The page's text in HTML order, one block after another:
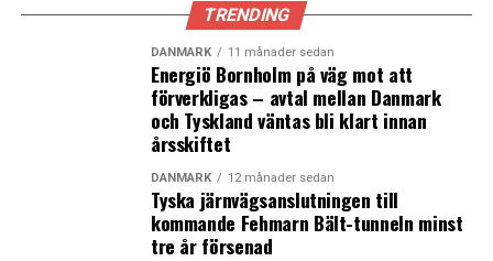
Danmark, efter ett kort uppehåll i Nederländerna
kommer skicka F16-plan. I Danmark togs de emot av
statsminister Mette Frederiksen (S),
försvarsminister Jakob Ellemann-Jensen (V) och
utrikesminister Lars Løkke Rasmussen (M).
Under måndagen talade han i Folketinget, åt lunch
med drottning Margrethe och kronprinsesseparet,
samt talade inför publik framför Christiansborg.
TRENDING
DANMARK 11 månader sedan
Energiö Bornholm på väg mot att
förverkligas – avtal mellan Danmark
och Tyskland väntas bli klart innan
årsskiftet
DANMARK 12 månader sedan
Tyska järnvägsanslutningen till
kommande Fehmarn Bält-tunneln minst
tre år försenad